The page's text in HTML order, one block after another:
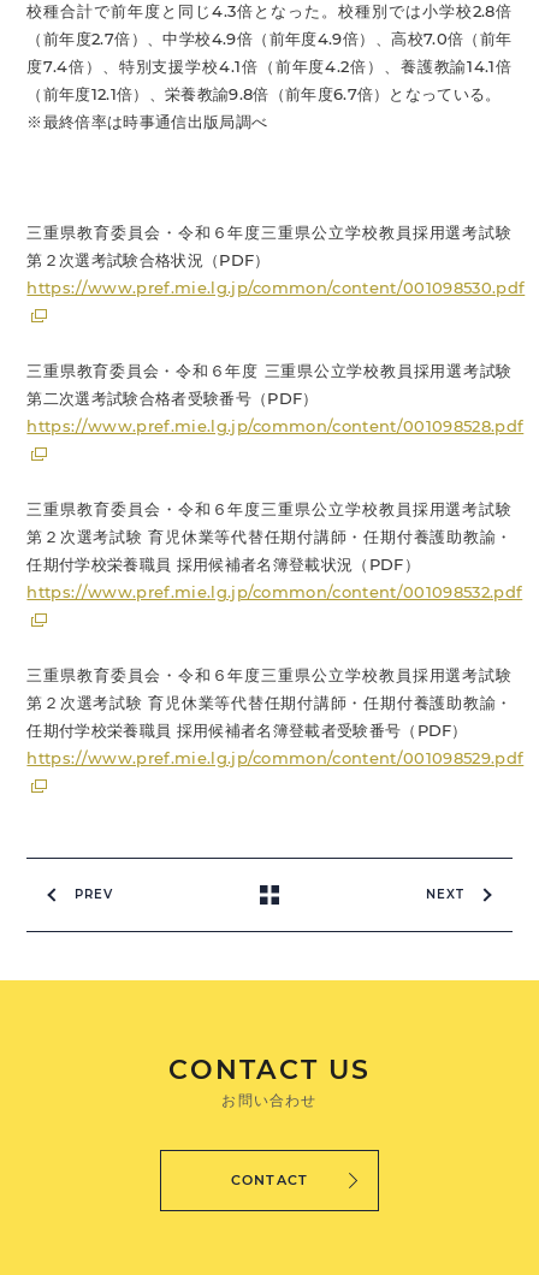
校種合計で前年度と同じ4.3倍となった。校種別では小学校2.8倍
（前年度2.7倍）、中学校4.9倍（前年度4.9倍）、高校7.0倍（前年
度7.4倍）、特別支援学校4.1倍（前年度4.2倍）、養護教諭14.1倍
（前年度12.1倍）、栄養教諭9.8倍（前年度6.7倍）となっている。
※最終倍率は時事通信出版局調べ
三重県教育委員会・令和６年度三重県公立学校教員採用選考試験
第２次選考試験合格状況（PDF）
https://www.pref.mie.lg.jp/common/content/001098530.pdf
三重県教育委員会・令和６年度 三重県公立学校教員採用選考試験
第二次選考試験合格者受験番号（PDF）
https://www.pref.mie.lg.jp/common/content/001098528.pdf
三重県教育委員会・令和６年度三重県公立学校教員採用選考試験
第２次選考試験 育児休業等代替任期付講師・任期付養護助教諭・
任期付学校栄養職員 採用候補者名簿登載状況（PDF）
https://www.pref.mie.lg.jp/common/content/001098532.pdf
三重県教育委員会・令和６年度三重県公立学校教員採用選考試験
第２次選考試験 育児休業等代替任期付講師・任期付養護助教諭・
任期付学校栄養職員 採用候補者名簿登載者受験番号（PDF）
https://www.pref.mie.lg.jp/common/content/001098529.pdf
PREV NEXT
CONTACT US
お問い合わせ
CONTACT